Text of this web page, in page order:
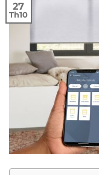
27
Th10